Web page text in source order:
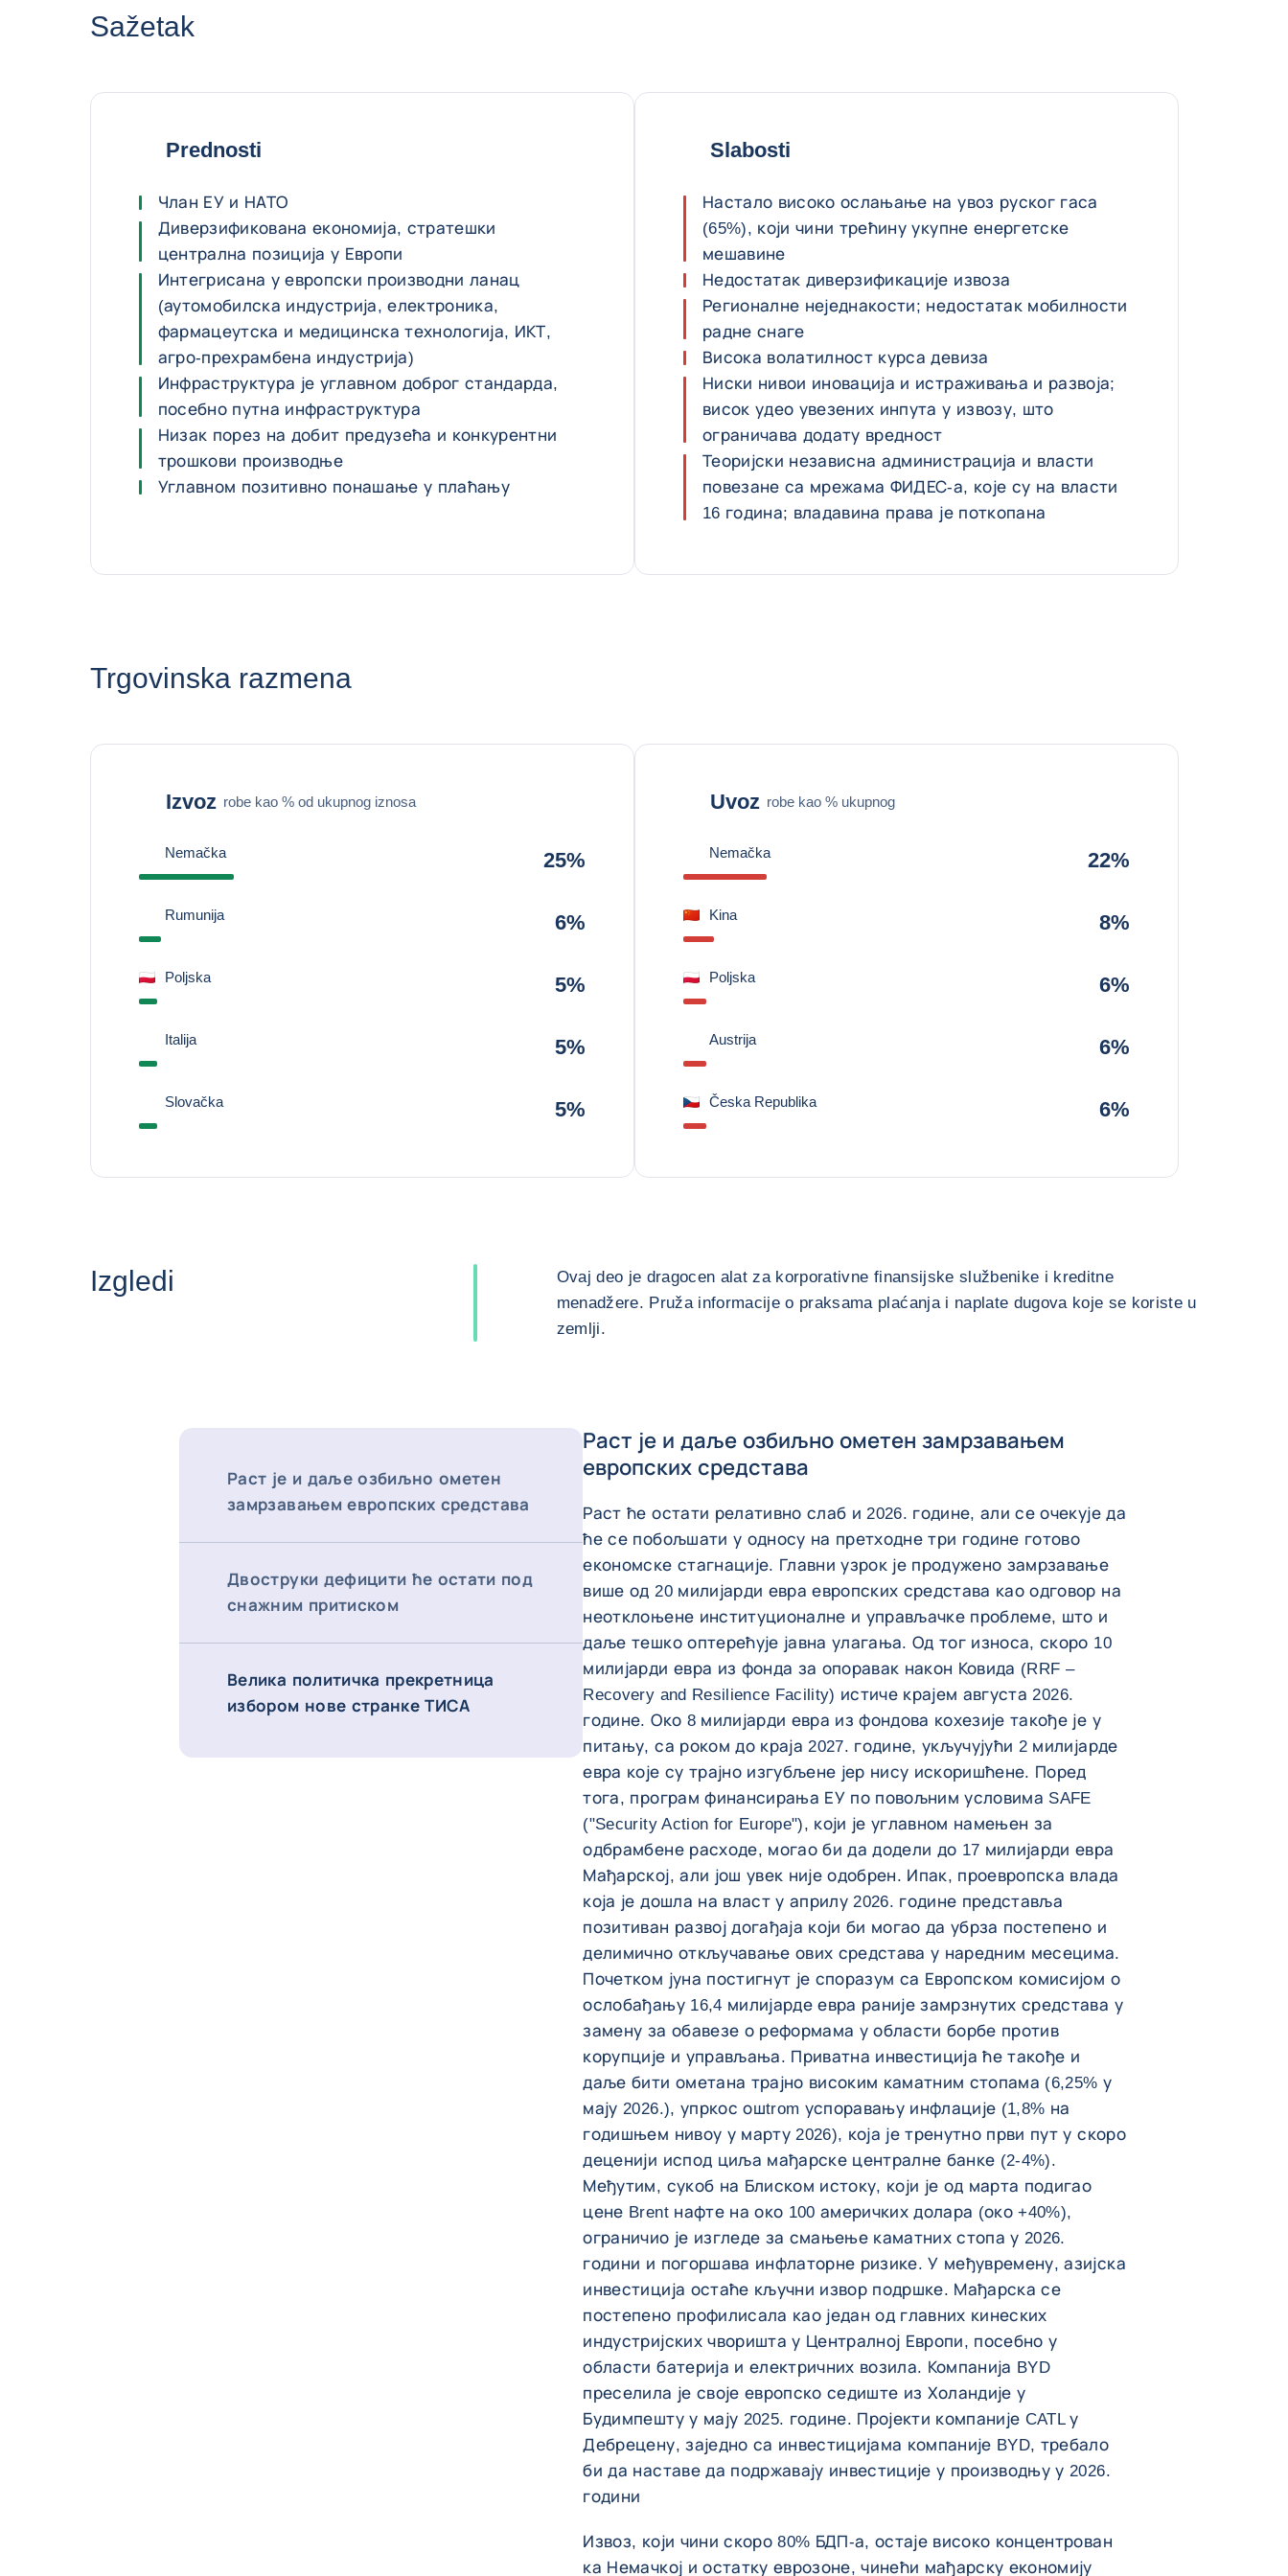
Sažetak
Prednosti
Члан ЕУ и НАТО
Диверзификована економија, стратешки
централна позиција у Европи
Интегрисана у европски производни ланац
(аутомобилска индустрија, електроника,
фармацеутска и медицинска технологија, ИКТ,
агро-прехрамбена индустрија)
Инфраструктура је углавном доброг стандарда,
посебно путна инфраструктура
Низак порез на добит предузећа и конкурентни
трошкови производње
Углавном позитивно понашање у плаћању
Slabosti
Настало високо ослањање на увоз руског гаса
(65%), који чини трећину укупне енергетске
мешавине
Недостатак диверзификације извоза
Регионалне неједнакости; недостатак мобилности
радне снаге
Висока волатилност курса девиза
Ниски нивои иновација и истраживања и развоја;
висок удео увезених инпута у извозу, што
ограничава додату вредност
Теоријски независна администрација и власти
повезане са мрежама ФИДЕС-а, које су на власти
16 година; владавина права је поткопана
Trgovinska razmena
Izvoz robe kao % od ukupnog iznosa
Nemačka 25%
Rumunija 6%
Poljska 5%
Italija 5%
Slovačka 5%
Uvoz robe kao % ukupnog
Nemačka 22%
Kina 8%
Poljska 6%
Austrija 6%
Česka Republika 6%
Izgledi
Ovaj deo je dragocen alat za korporativne finansijske službenike i kreditne
menadžere. Pruža informacije o praksama plaćanja i naplate dugova koje se koriste u
zemlji.
Раст је и даље озбиљно ометен
замрзавањем европских средстава
Двоструки дефицити ће остати под
снажним притиском
Велика политичка прекретница
избором нове странке ТИСА
Раст је и даље озбиљно ометен замрзавањем
европских средстава
Раст ће остати релативно слаб и 2026. године, али се очекује да
ће се побољшати у односу на претходне три године готово
економске стагнације. Главни узрок је продужено замрзавање
више од 20 милијарди евра европских средстава као одговор на
неотклоњене институционалне и управљачке проблеме, што и
даље тешко оптерећује јавна улагања. Од тог износа, скоро 10
милијарди евра из фонда за опоравак након Ковида (RRF –
Recovery and Resilience Facility) истиче крајем августа 2026.
године. Око 8 милијарди евра из фондова кохезије такође је у
питању, са роком до краја 2027. године, укључујући 2 милијарде
евра које су трајно изгубљене јер нису искоришћене. Поред
тога, програм финансирања ЕУ по повољним условима SAFE
("Security Action for Europe"), који је углавном намењен за
одбрамбене расходе, могао би да додели до 17 милијарди евра
Мађарској, али још увек није одобрен. Ипак, проевропска влада
која је дошла на власт у априлу 2026. године представља
позитиван развој догађаја који би могао да убрза постепено и
делимично откључавање ових средстава у наредним месецима.
Почетком јуна постигнут је споразум са Европском комисијом о
ослобађању 16,4 милијарде евра раније замрзнутих средстава у
замену за обавезе о реформама у области борбе против
корупције и управљања. Приватна инвестиција ће такође и
даље бити ометана трајно високим каматним стопама (6,25% у
мају 2026.), упркос ошtrom успоравању инфлације (1,8% на
годишњем нивоу у марту 2026), која је тренутно први пут у скоро
деценији испод циља мађарске централне банке (2-4%).
Међутим, сукоб на Блиском истоку, који је од марта подигао
цене Brent нафте на око 100 америчких долара (око +40%),
ограничио је изгледе за смањење каматних стопа у 2026.
години и погоршава инфлаторне ризике. У међувремену, азијска
инвестиција остаће кључни извор подршке. Мађарска се
постепено профилисала као један од главних кинеских
индустријских чворишта у Централној Европи, посебно у
области батерија и електричних возила. Компанија BYD
преселила је своје европско седиште из Холандије у
Будимпешту у мају 2025. године. Пројекти компаније CATL у
Дебрецену, заједно са инвестицијама компаније BYD, требало
би да наставе да подржавају инвестиције у производњу у 2026.
години
Извоз, који чини скоро 80% БДП-а, остаје високо концентрован
ка Немачкој и остатку еврозоне, чинећи мађарску економију